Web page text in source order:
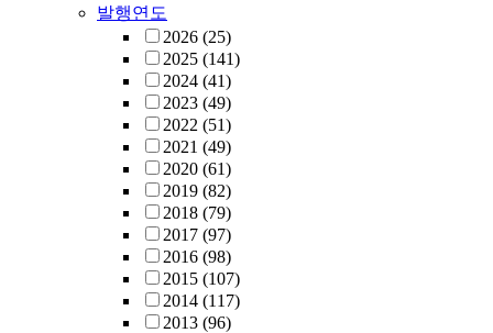
발행연도
2026 (25)
2025 (141)
2024 (41)
2023 (49)
2022 (51)
2021 (49)
2020 (61)
2019 (82)
2018 (79)
2017 (97)
2016 (98)
2015 (107)
2014 (117)
2013 (96)